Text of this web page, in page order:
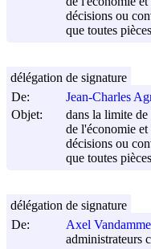
décisions ou
que toutes
De:
Jean-Charles
Objet:
dans la limite
de l'économie et
décisions ou
que toutes
délégation de signature
De:
Axel Vandamme
administrateurs
délégation de signature